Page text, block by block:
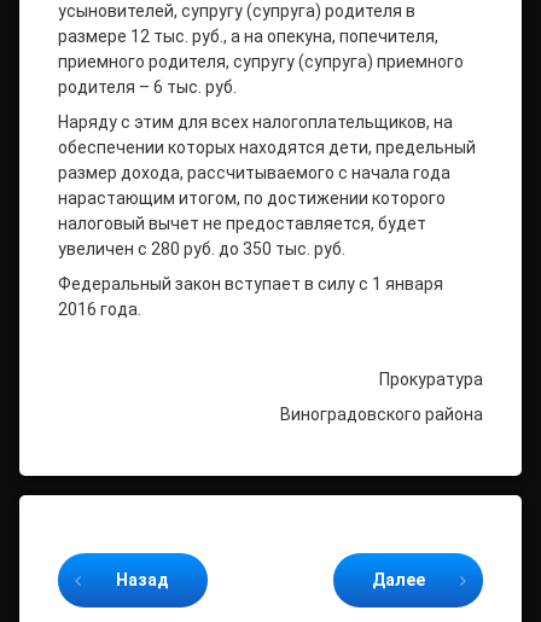
усыновителей, супругу (супруга) родителя в
размере 12 тыс. руб., а на опекуна, попечителя,
приемного родителя, супругу (супруга) приемного
родителя – 6 тыс. руб.
Наряду с этим для всех налогоплательщиков, на
обеспечении которых находятся дети, предельный
размер дохода, рассчитываемого с начала года
нарастающим итогом, по достижении которого
налоговый вычет не предоставляется, будет
увеличен с 280 руб. до 350 тыс. руб.
Федеральный закон вступает в силу с 1 января
2016 года.
Прокуратура
Виноградовского района
Назад Далее